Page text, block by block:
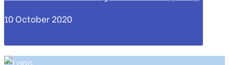
10 October 2020